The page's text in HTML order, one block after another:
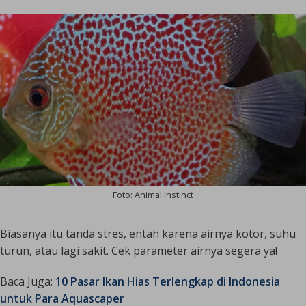
Foto: Animal Instinct
Biasanya itu tanda stres, entah karena airnya kotor, suhu
turun, atau lagi sakit. Cek parameter airnya segera ya!
Baca Juga: 10 Pasar Ikan Hias Terlengkap di Indonesia
untuk Para Aquascaper